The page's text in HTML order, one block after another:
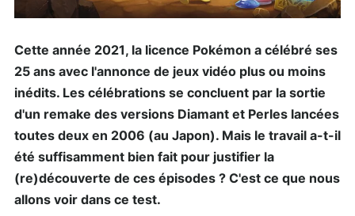
Cette année 2021, la licence Pokémon a célébré ses
25 ans avec l'annonce de jeux vidéo plus ou moins
inédits. Les célébrations se concluent par la sortie
d'un remake des versions Diamant et Perles lancées
toutes deux en 2006 (au Japon). Mais le travail a-t-il
été suffisamment bien fait pour justifier la
(re)découverte de ces épisodes ? C'est ce que nous
allons voir dans ce test.